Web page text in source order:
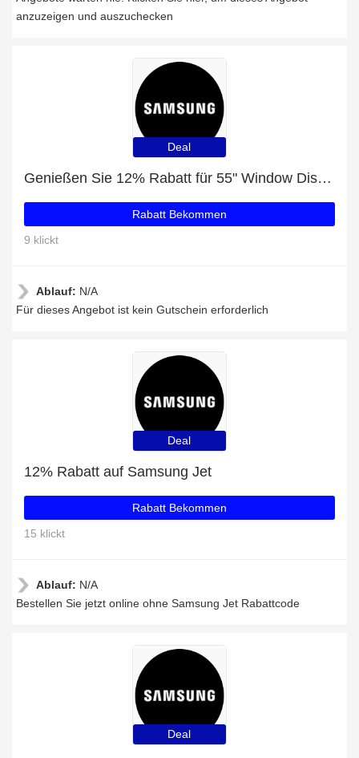
anzuzeigen und auszuchecken
Deal
Genießen Sie 12% Rabatt für 55" Window Display OM55N
Rabatt Bekommen
9 klickt
Ablauf: N/A
Für dieses Angebot ist kein Gutschein erforderlich
Deal
12% Rabatt auf Samsung Jet
Rabatt Bekommen
15 klickt
Ablauf: N/A
Bestellen Sie jetzt online ohne Samsung Jet Rabattcode
Deal